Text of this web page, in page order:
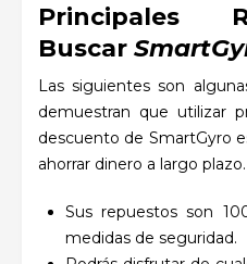
Principales
Buscar
Las siguientes son
demuestran que utilizar
descuento de SmartGyro
ahorrar dinero a largo plazo.
Sus repuestos son
medidas de seguridad.